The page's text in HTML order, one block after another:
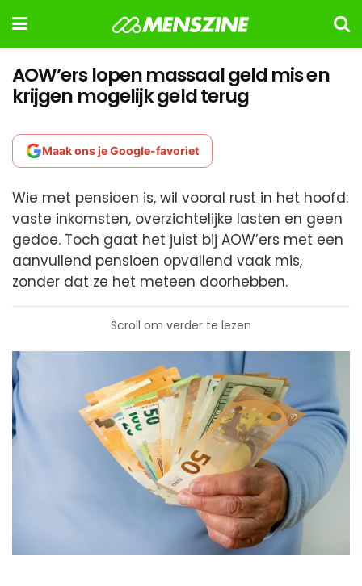
AOW’ers lopen massaal geld mis en
krijgen mogelijk geld terug
Maak ons je Google-favoriet
Wie met pensioen is, wil vooral rust in het hoofd:
vaste inkomsten, overzichtelijke lasten en geen
gedoe. Toch gaat het juist bij AOW’ers met een
aanvullend pensioen opvallend vaak mis,
zonder dat ze het meteen doorhebben.
Scroll om verder te lezen